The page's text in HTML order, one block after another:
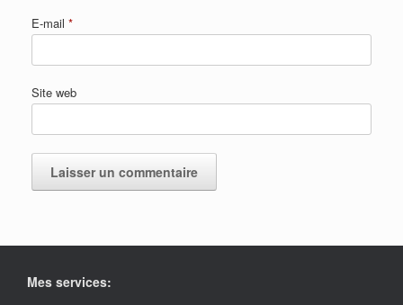
E-mail *
Site web
Mes services: